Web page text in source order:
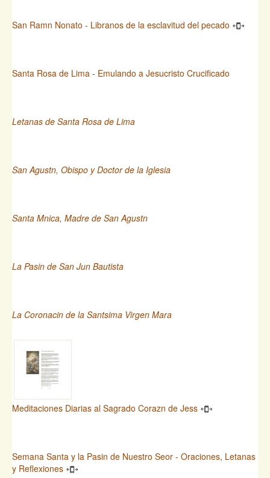
San Ramn Nonato - Libranos de la esclavitud del pecado
Santa Rosa de Lima - Emulando a Jesucristo Crucificado
Letanas de Santa Rosa de Lima
San Agustn, Obispo y Doctor de la Iglesia
Santa Mnica, Madre de San Agustn
La Pasin de San Jun Bautista
La Coronacin de la Santsima Virgen Mara
Meditaciones Diarias al Sagrado Corazn de Jess
Semana Santa y la Pasin de Nuestro Seor - Oraciones, Letanas
y Reflexiones